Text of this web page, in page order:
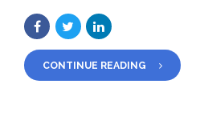
CONTINUE READING